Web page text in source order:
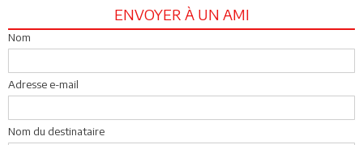
ENVOYER À UN AMI
Nom
Adresse e-mail
Nom du destinataire